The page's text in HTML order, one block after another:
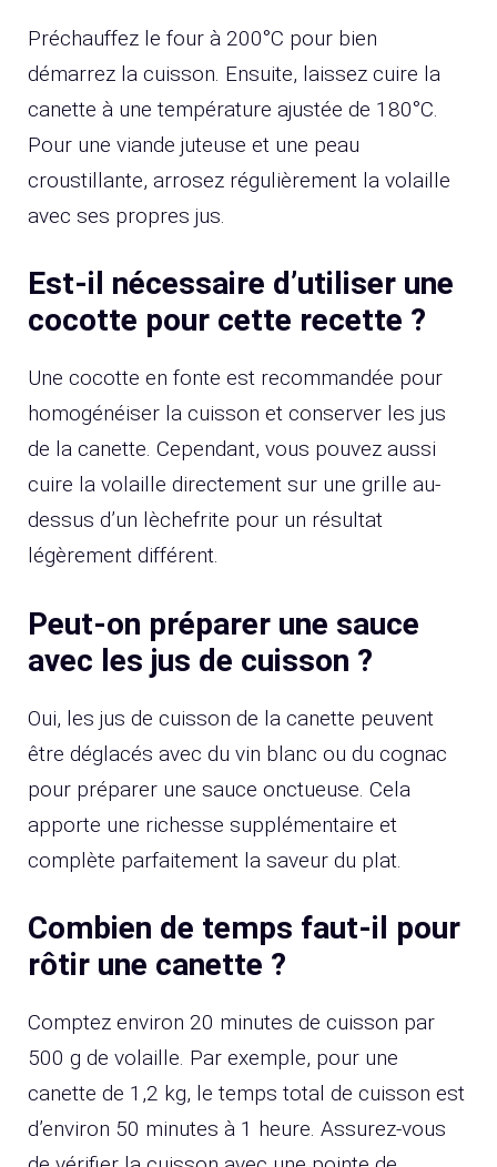
Préchauffez le four à 200°C pour bien
démarrez la cuisson. Ensuite, laissez cuire la
canette à une température ajustée de 180°C.
Pour une viande juteuse et une peau
croustillante, arrosez régulièrement la volaille
avec ses propres jus.
Est-il nécessaire d’utiliser une
cocotte pour cette recette ?
Une cocotte en fonte est recommandée pour
homogénéiser la cuisson et conserver les jus
de la canette. Cependant, vous pouvez aussi
cuire la volaille directement sur une grille au-
dessus d’un lèchefrite pour un résultat
légèrement différent.
Peut-on préparer une sauce
avec les jus de cuisson ?
Oui, les jus de cuisson de la canette peuvent
être déglacés avec du vin blanc ou du cognac
pour préparer une sauce onctueuse. Cela
apporte une richesse supplémentaire et
complète parfaitement la saveur du plat.
Combien de temps faut-il pour
rôtir une canette ?
Comptez environ 20 minutes de cuisson par
500 g de volaille. Par exemple, pour une
canette de 1,2 kg, le temps total de cuisson est
d’environ 50 minutes à 1 heure. Assurez-vous